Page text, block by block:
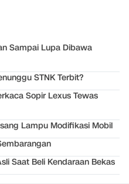
Sampai Lupa Dibawa
STNK Terbit?
Sopir Lexus Tewas
Lampu Modifikasi Mobil
Saat Beli Kendaraan Bekas